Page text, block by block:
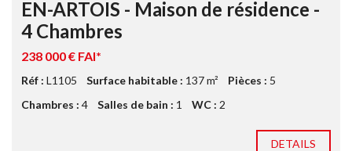
EN-ARTOIS - Maison de résidence -
4 Chambres
238 000 € FAI*
Réf : L1105 Surface habitable : 137 m² Pièces : 5
Chambres : 4 Salles de bain : 1 WC : 2
DETAILS